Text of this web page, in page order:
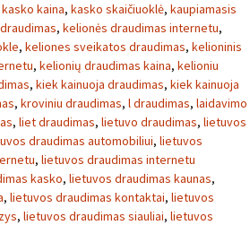
kasko kaina, kasko skaičiuoklė, kaupiamasis
, kelionės draudimas internetu,
, keliones sveikatos draudimas, kelioninis
, kelionių draudimas kaina, kelioniu
, kiek kainuoja draudimas, kiek kainuoja
, kroviniu draudimas, l draudimas, laidavimo
, liet draudimas, lietuvo draudimas, lietuvos
draudimas automobiliui, lietuvos
, lietuvos draudimas internetu
kasko, lietuvos draudimas kaunas,
, lietuvos draudimas kontaktai, lietuvos
, lietuvos draudimas siauliai, lietuvos